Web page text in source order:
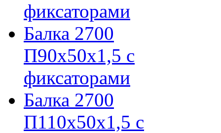
фиксаторами
Балка 2700
П90х50х1,5 с
фиксаторами
Балка 2700
П110х50х1,5 с